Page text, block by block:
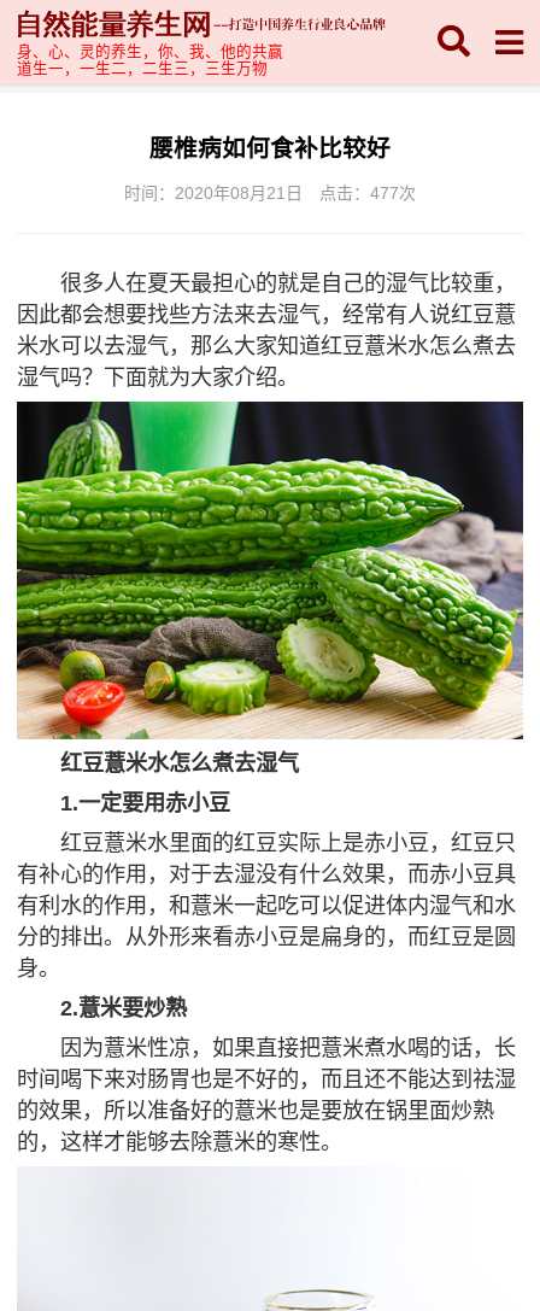
身、心、灵的养生，你、我、他的共赢
道生一，一生二，二生三，三生万物
腰椎病如何食补比较好
时间：2020年08月21日 点击： 477次
很多人在夏天最担心的就是自己的湿气比较重，
因此都会想要找些方法来去湿气，经常有人说红豆薏
米水可以去湿气，那么大家知道红豆薏米水怎么煮去
湿气吗？下面就为大家介绍。
红豆薏米水怎么煮去湿气
1.一定要用赤小豆
红豆薏米水里面的红豆实际上是赤小豆，红豆只
有补心的作用，对于去湿没有什么效果，而赤小豆具
有利水的作用，和薏米一起吃可以促进体内湿气和水
分的排出。从外形来看赤小豆是扁身的，而红豆是圆
身。
2.薏米要炒熟
因为薏米性凉，如果直接把薏米煮水喝的话，长
时间喝下来对肠胃也是不好的，而且还不能达到祛湿
的效果，所以准备好的薏米也是要放在锅里面炒熟
的，这样才能够去除薏米的寒性。